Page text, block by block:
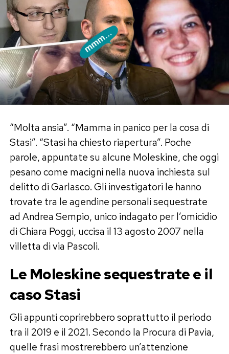
“Molta ansia”. “Mamma in panico per la cosa di
Stasi”. “Stasi ha chiesto riapertura”. Poche
parole, appuntate su alcune Moleskine, che oggi
pesano come macigni nella nuova inchiesta sul
delitto di Garlasco. Gli investigatori le hanno
trovate tra le agendine personali sequestrate
ad Andrea Sempio, unico indagato per l’omicidio
di Chiara Poggi, uccisa il 13 agosto 2007 nella
villetta di via Pascoli.
Le Moleskine sequestrate e il
caso Stasi
Gli appunti coprirebbero soprattutto il periodo
tra il 2019 e il 2021. Secondo la Procura di Pavia,
quelle frasi mostrerebbero un’attenzione